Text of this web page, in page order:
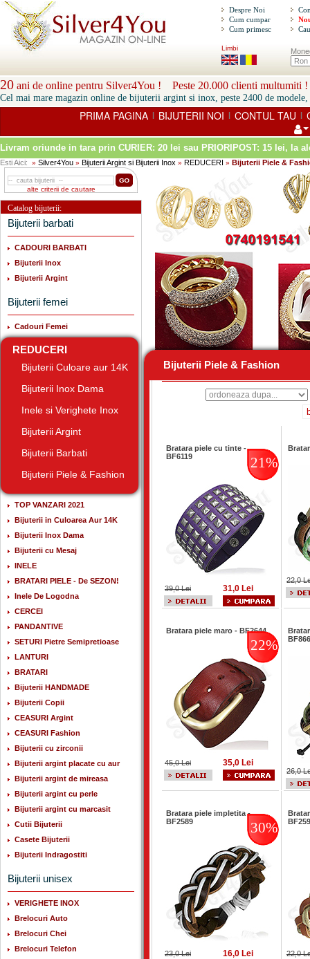
Despre Noi
Cum cumpar
Cum primesc
Limbi
20 ani de online pentru Silver4You ! Peste 20.000 clienti multumiti !
Cel mai mare magazin online de bijuterii argint si inox, peste 2400 de modele,
PRIMA PAGINA | BIJUTERII NOI | CONTUL TAU |
Livram oriunde in tara prin CURIER: 20 lei sau PRIORIPOST: 15 lei, la
Esti Aici: » Silver4You » Bijuterii Argint si Bijuterii Inox » REDUCERI » Bijuterii Piele &
alte criterii de cautare
Catalog bijuterii:
Bijuterii barbati
CADOURI BARBATI
Bijuterii Inox
Bijuterii Argint
Bijuterii femei
Cadouri Femei
REDUCERI
Bijuterii Culoare aur 14K
Bijuterii Inox Dama
Inele si Verighete Inox
Bijuterii Argint
Bijuterii Barbati
Bijuterii Piele & Fashion
TOP VANZARI 2021
Bijuterii in Culoarea Aur 14K
Bijuterii Inox Dama
Bijuterii cu Mesaj
INELE
BRATARI PIELE - De SEZON!
Inele De Logodna
CERCEI
PANDANTIVE
SETURI Pietre Semipretioase
LANTURI
BRATARI
Bijuterii HANDMADE
Bijuterii Copii
CEASURI Argint
CEASURI Fashion
Bijuterii cu zirconii
Bijuterii argint placate cu aur
Bijuterii argint de mireasa
Bijuterii argint cu perle
Bijuterii argint cu marcasit
Cutii Bijuterii
Casete Bijuterii
Bijuterii Indragostiti
Bijuterii unisex
VERIGHETE INOX
Brelocuri Auto
Brelocuri Chei
Brelocuri Telefon
Bijuterii Piele & Fashion
Bijuterii Piele & Fashion
Bratara piele cu tinte -
BF6119
21%
39,0 Lei 31,0 Lei
22,0
Bratara piele maro - BF2644
22%
45,0 Lei 35,0 Lei
BF866
26,0
Bratara piele impletita -
BF2589
30%
23,0 Lei 16,0 Lei 22,0